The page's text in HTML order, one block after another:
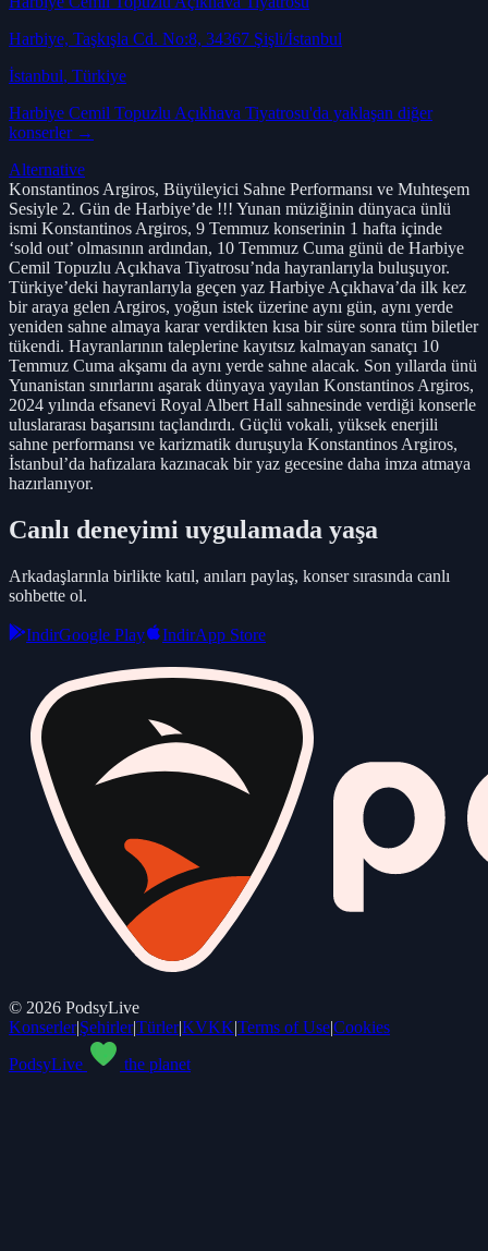
Harbiye, Taşkışla Cd. No:8, 34367 Şişli/İstanbul
İstanbul, Türkiye
Harbiye Cemil Topuzlu Açıkhava Tiyatrosu'da yaklaşan diğer
konserler →
Alternative
Konstantinos Argiros, Büyüleyici Sahne Performansı ve Muhteşem
Sesiyle 2. Gün de Harbiye’de !!! Yunan müziğinin dünyaca ünlü
ismi Konstantinos Argiros, 9 Temmuz konserinin 1 hafta içinde
‘sold out’ olmasının ardından, 10 Temmuz Cuma günü de Harbiye
Cemil Topuzlu Açıkhava Tiyatrosu’nda hayranlarıyla buluşuyor.
Türkiye’deki hayranlarıyla geçen yaz Harbiye Açıkhava’da ilk kez
bir araya gelen Argiros, yoğun istek üzerine aynı gün, aynı yerde
yeniden sahne almaya karar verdikten kısa bir süre sonra tüm biletler
tükendi. Hayranlarının taleplerine kayıtsız kalmayan sanatçı 10
Temmuz Cuma akşamı da aynı yerde sahne alacak. Son yıllarda ünü
Yunanistan sınırlarını aşarak dünyaya yayılan Konstantinos Argiros,
2024 yılında efsanevi Royal Albert Hall sahnesinde verdiği konserle
uluslararası başarısını taçlandırdı. Güçlü vokali, yüksek enerjili
sahne performansı ve karizmatik duruşuyla Konstantinos Argiros,
İstanbul’da hafızalara kazınacak bir yaz gecesine daha imza atmaya
hazırlanıyor.
Canlı deneyimi uygulamada yaşa
Arkadaşlarınla birlikte katıl, anıları paylaş, konser sırasında canlı
sohbette ol.
IndirGoogle Play IndirApp Store
© 2026 PodsyLive
Konserler|Şehirler|Türler|KVKK|Terms of Use|Cookies
PodsyLive
the planet